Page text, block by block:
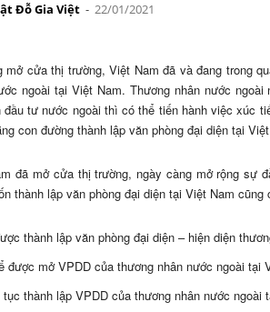
Đỗ Gia Việt - 22/01/2021
mở cửa thị trường, Việt Nam đã và đang trong
ngoài tại Việt Nam. Thương nhân nước
tư nước ngoài thì có thể tiến hành việc xúc
con đường thành lập văn phòng đại diện tại
đã mở cửa thị trường, ngày càng mở rộng sự
thành lập văn phòng đại diện tại Việt Nam
thành lập văn phòng đại diện – hiện diện
được mở VPDD của thương nhân nước ngoài tại
thành lập VPDD của thương nhân nước ngoài